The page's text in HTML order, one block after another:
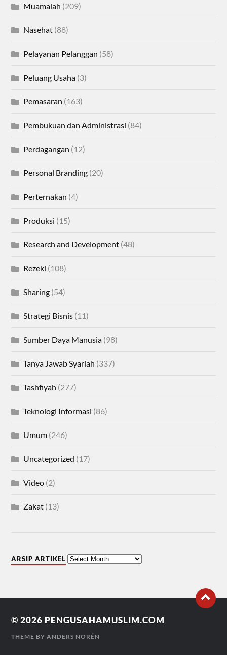
Muamalah (209)
Nasehat (88)
Pelayanan Pelanggan (58)
Peluang Usaha (3)
Pemasaran (163)
Pembukuan dan Administrasi (84)
Perdagangan (12)
Personal Branding (20)
Perternakan (4)
Produksi (15)
Research and Development (48)
Rezeki (108)
Sharing (54)
Strategi Bisnis (11)
Sumber Daya Manusia (98)
Tanya Jawab Syariah (337)
Tashfiyah (277)
Teknologi Informasi (86)
Umum (246)
Uncategorized (17)
Video (2)
Zakat (13)
ARSIP ARTIKEL
© 2026 PENGUSAHAMUSLIM.COM
THEME BYANDERS NORÉN